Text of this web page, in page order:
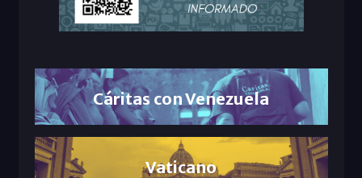
Cáritas con Venezuela
Vaticano